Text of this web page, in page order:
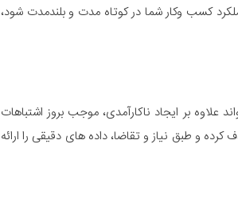
کسب وکار شما در کوتاه مدت و بلندمدت شود،
علاوه بر ایجاد ناکارآمدی، موجب بروز اشتباهات
و طبق نیاز و تقاضا، داده های دقیقی را ارائه